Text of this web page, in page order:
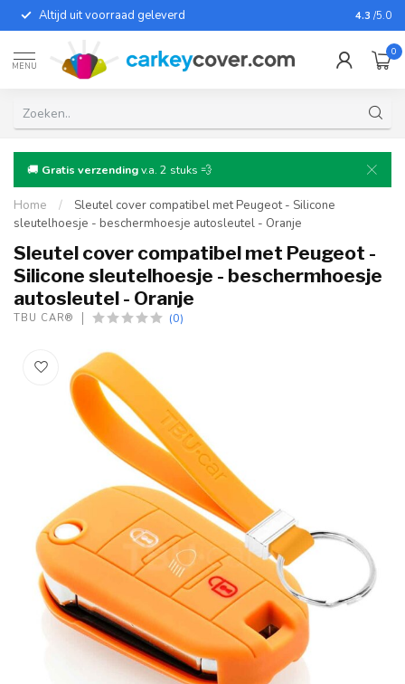
Altijd uit voorraad geleverd Voor
4.3 /5.0
MENU
0
🚚 Gratis verzendingv.a. 2 stuks 💨
Home /
Sleutel cover compatibel met Peugeot - Silicone
sleutelhoesje - beschermhoesje autosleutel - Oranje
Sleutel cover compatibel met Peugeot -
Silicone sleutelhoesje - beschermhoesje
autosleutel - Oranje
TBU CAR® (0)